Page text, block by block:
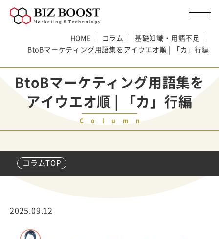
HOME コラム
基礎知識・用語不足
BtoBマーケティング用語集をアイウエオ順 | 「カ」行編
BtoBマーケティング用語集を
アイウエオ順 | 「カ」行編
Column
コラムTOP
2025.09.12